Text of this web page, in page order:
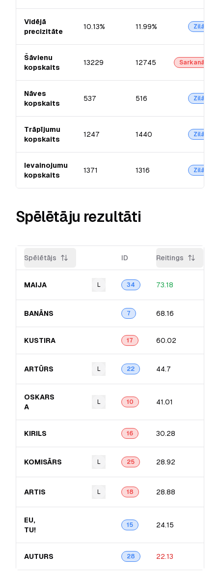
Vidējā
precizitāte
10.13% 11.99% Zilā
Šāvienu
kopskaits
13229 12745 Sarkanā
Nāves
kopskaits
537 516 Zilā
Trāpījumu
kopskaits
1247 1440 Zilā
Ievainojumu
kopskaits
1371 1316 Zilā
Spēlētāju rezultāti
Spēlētājs ID Reitings
MAIJA L 34 73.18
BANĀNS 7 68.16
KUSTIRA 17 60.02
ARTŪRS L 22 44.7
OSKARS
A
L 10 41.01
KIRILS 16 30.28
KOMISĀRS L 25 28.92
ARTIS L 18 28.88
EU,
TU!
15 24.15
AUTURS 28 22.13